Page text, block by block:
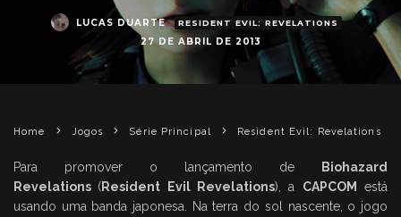
LUCAS DUARTE RESIDENT EVIL: REVELATIONS
27 DE ABRIL DE 2013
Home Jogos Série Principal Resident Evil: Revelations
Para promover o lançamento de
Biohazard
Revelations (Resident Evil Revelations), a CAPCOM
está
usando uma banda japonesa. Na terra do sol nascente, o jogo